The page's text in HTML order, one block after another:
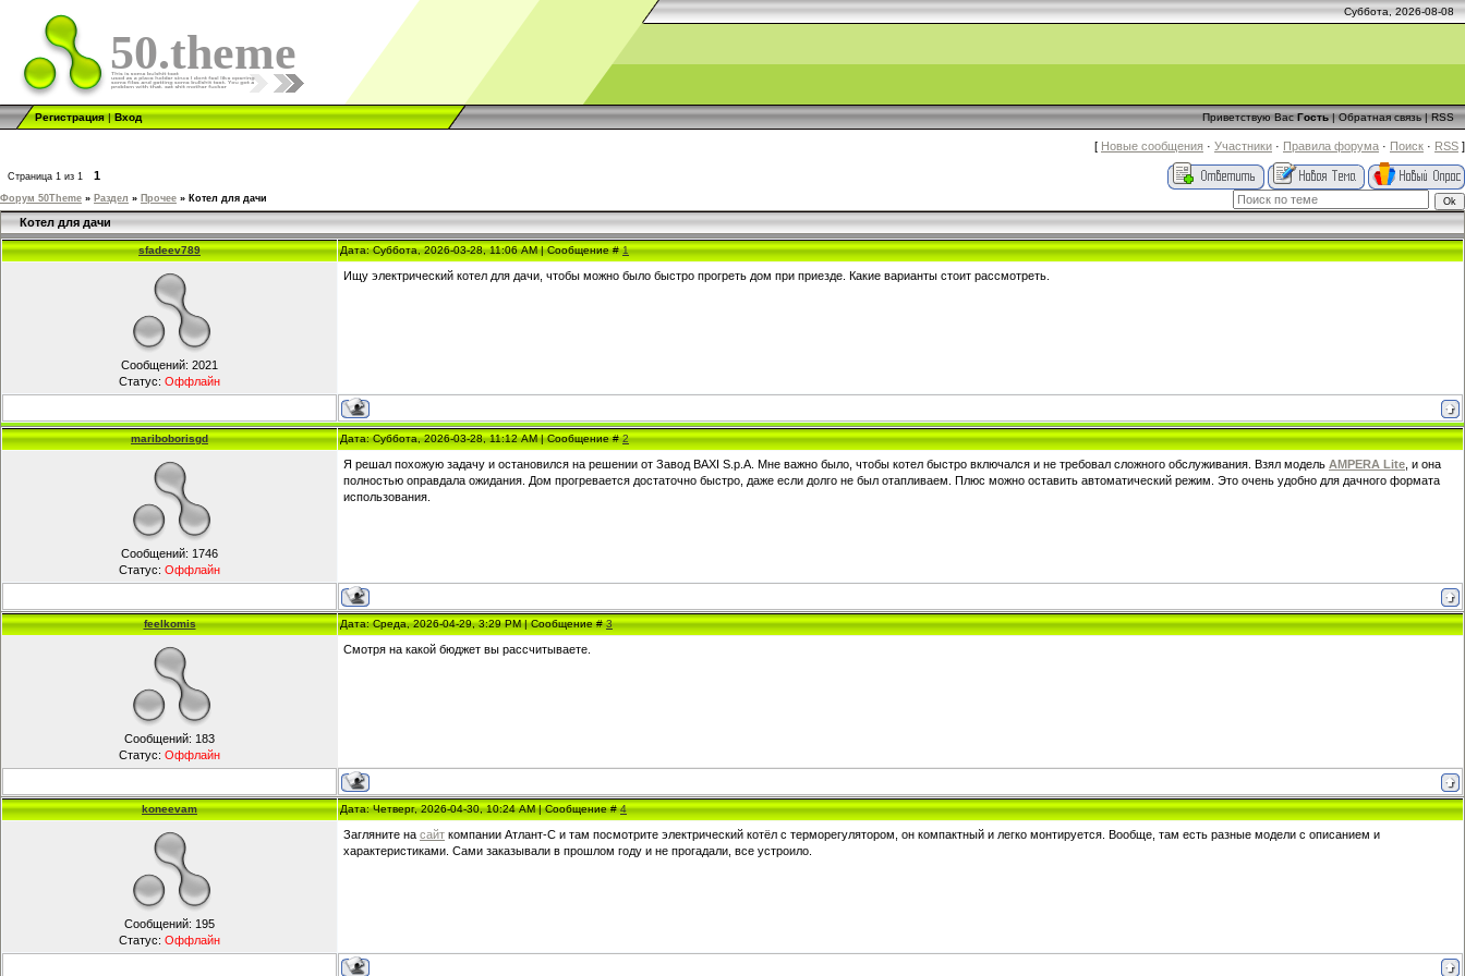
Суббота, 2026-08-08
50.theme
Регистрация|Вход Приветствую Вас Гость|Обратная связь|RSS
[ Новые сообщения · Участники · Правила форума · Поиск · RSS ]
Страница 1 из 1 1
Форум 50Theme » Раздел » Прочее » Котел для дачи
Котел для дачи
sfadeev789 Дата: Суббота, 2026-03-28, 11:06 AM | Сообщение #1
Сообщений: 2021
Статус: Оффлайн
Ищу электрический котел для дачи, чтобы можно было быстро прогреть дом при приезде. Какие варианты стоит рассмотреть.
mariboborisgd Дата: Суббота, 2026-03-28, 11:12 AM | Сообщение #2
Сообщений: 1746
Статус: Оффлайн
Я решал похожую задачу и остановился на решении от Завод BAXI S.p.A. Мне важно было, чтобы котел быстро включался и не требовал сложного обслуживания. Взял модель AMPERA Lite , и она
полностью оправдала ожидания. Дом прогревается достаточно быстро, даже если долго не был отапливаем. Плюс можно оставить автоматический режим. Это очень удобно для дачного формата
использования.
feelkomis Дата: Среда, 2026-04-29, 3:29 PM | Сообщение #3
Сообщений: 183
Статус: Оффлайн
Смотря на какой бюджет вы рассчитываете.
koneevam Дата: Четверг, 2026-04-30, 10:24 AM | Сообщение #4
Сообщений: 195
Статус: Оффлайн
Загляните на сайт компании Атлант-С и там посмотрите электрический котёл с терморегулятором, он компактный и легко монтируется. Вообще, там есть разные модели с описанием и
характеристиками. Сами заказывали в прошлом году и не прогадали, все устроило.